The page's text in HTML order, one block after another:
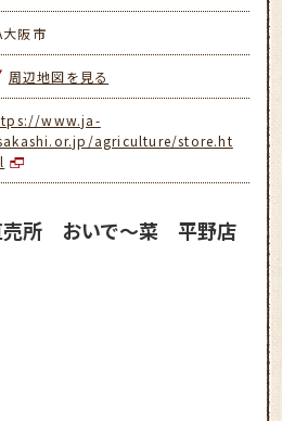
大阪市
周辺地図を見る
www.ja-
agriculture/store.ht
所 おいで～菜 平野店